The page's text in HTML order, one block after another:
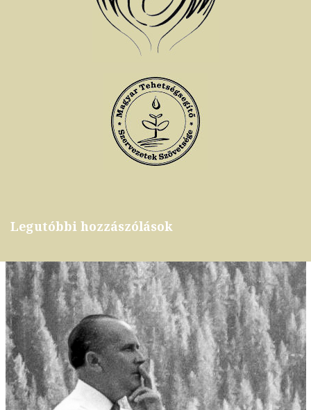
Legutóbbi hozzászólások